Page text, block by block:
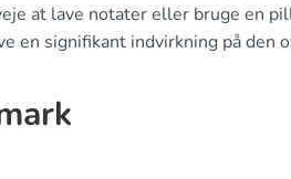
at lave notater eller bruge en
en signifikant indvirkning på den